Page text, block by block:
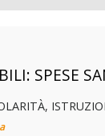
SPESE